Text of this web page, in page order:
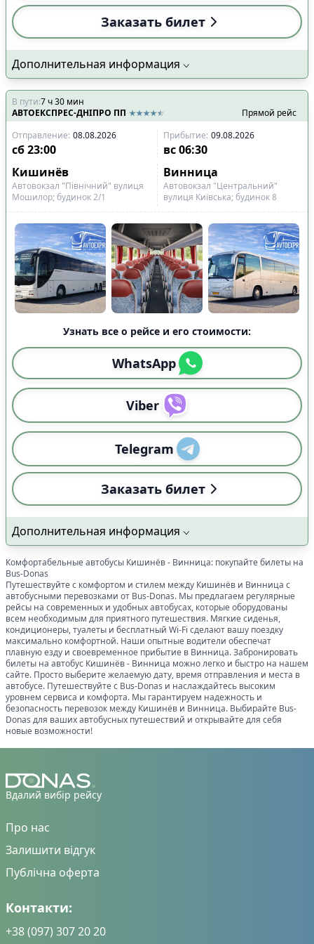
4
рейсов
Сбросить Применить
Заказать билет
Дополнительная информация
В пути:7ч30 мин
АВТОЕКСПРЕС-ДНІПРО ПП
Прямой рейс
Отправление: 08.08.2026 Прибытие: 09.08.2026
сб23:00 вс 06:30
Кишинёв
Винница
Автовокзал "Північний" вулиця
Мошилор; будинок 2/1
Автовокзал "Центральний"
вулиця Київська; будинок 8
Узнать все о рейсе и его стоимости:
WhatsApp
Viber
Telegram
Заказать билет
Дополнительная информация
Комфортабельные автобусы Кишинёв- Винница: покупайте билеты на
Bus-Donas
Путешествуйте с комфортом и стилем между Кишинёв и Винница с
автобусными перевозками от Bus-Donas. Мы предлагаем регулярные
рейсы на современных и удобных автобусах, которые оборудованы
всем необходимым для приятного путешествия. Мягкие сиденья,
кондиционеры, туалеты и бесплатный Wi-Fi сделают вашу поездку
максимально комфортной. Наши опытные водители обеспечат
плавную езду и своевременное прибытие в Винница. Забронировать
билеты на автобус Кишинёв- Винница можно легко и быстро на нашем
сайте. Просто выберите желаемую дату, время отправления и места в
автобусе. Путешествуйте с Bus-Donas и наслаждайтесь высоким
уровнем сервиса и комфорта. Мы гарантируем надежность и
безопасность перевозок между Кишинёв и Винница. Выбирайте Bus-
Donas для ваших автобусных путешествий и открывайте для себя
новые возможности!
Вдалий вибір рейсу
Про нас
Залишити відгук
Публічна оферта
Контакти:
+38 (097) 307 20 20